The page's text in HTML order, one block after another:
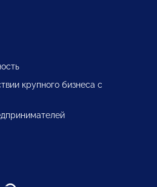
крупного бизнеса с